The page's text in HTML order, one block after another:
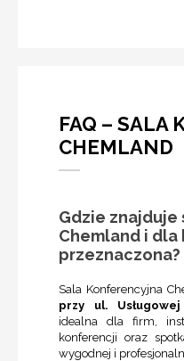
FAQ – SALA
CHEMLAND
Gdzie znajduje
Chemland i dla
przeznaczona?
Sala Konferencyjna
przy ul.
idealna dla firm,
konferencji oraz
wygodnej i